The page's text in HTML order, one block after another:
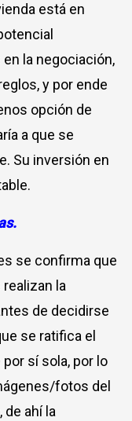
está en
la negociación,
y por ende
opción de
a que se
Su inversión en
se confirma que
la
de decidirse
se ratifica el
sí sola, por lo
fotos del
ahí la